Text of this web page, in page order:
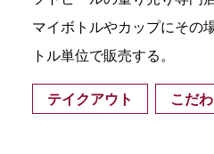
マイボトルやカップにその
トル単位で販売する。
テイクアウト こだ